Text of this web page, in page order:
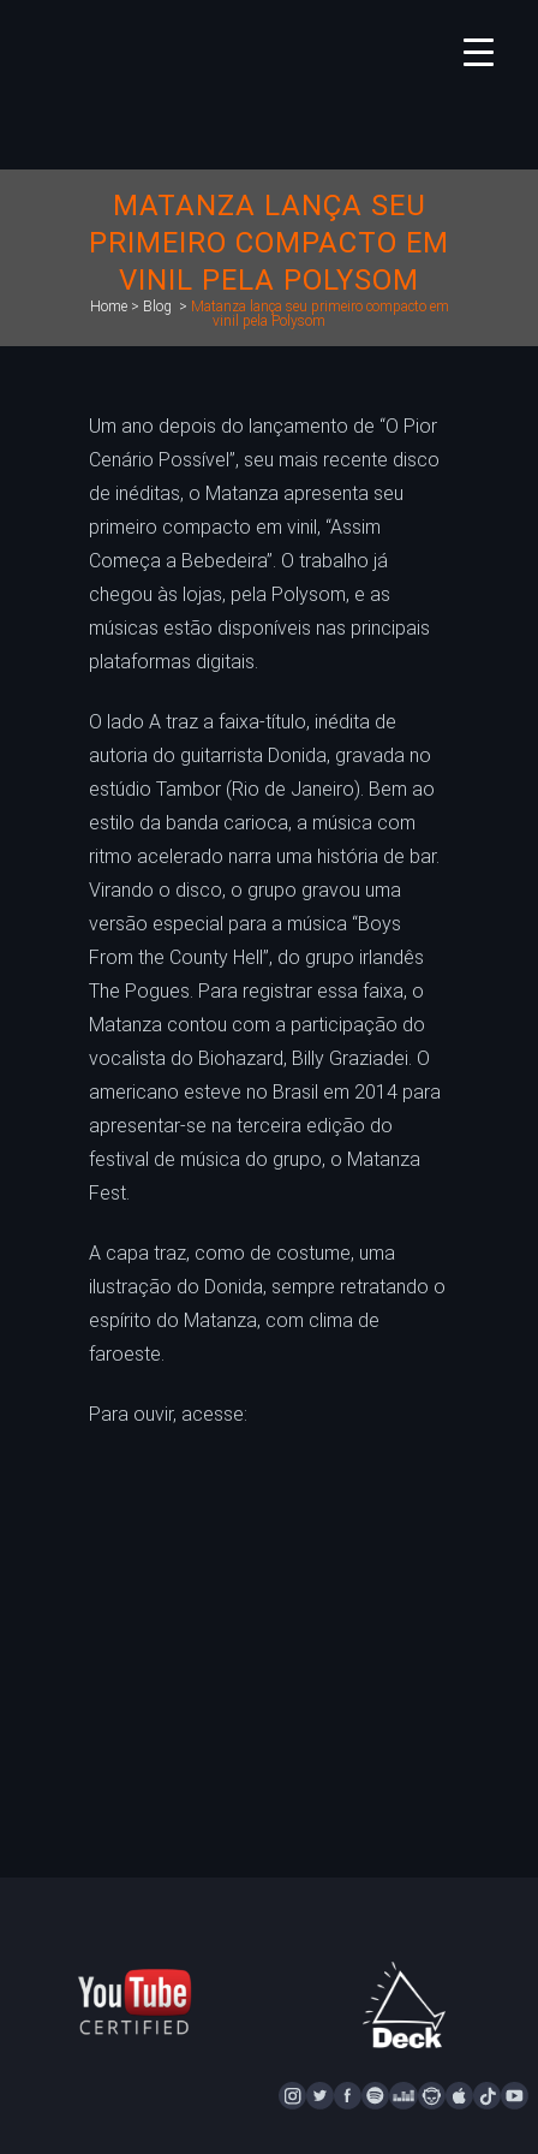
MATANZA LANÇA SEU
PRIMEIRO COMPACTO EM
VINIL PELA POLYSOM
Home> Blog > Matanza lança seu primeiro compacto em
vinil pela Polysom
Um ano depois do lançamento de “O Pior
Cenário Possível”, seu mais recente disco
de inéditas, o Matanza apresenta seu
primeiro compacto em vinil, “Assim
Começa a Bebedeira”. O trabalho já
chegou às lojas, pela Polysom, e as
músicas estão disponíveis nas principais
plataformas digitais.
O lado A traz a faixa-título, inédita de
autoria do guitarrista Donida, gravada no
estúdio Tambor (Rio de Janeiro). Bem ao
estilo da banda carioca, a música com
ritmo acelerado narra uma história de bar.
Virando o disco, o grupo gravou uma
versão especial para a música “Boys
From the County Hell”, do grupo irlandês
The Pogues. Para registrar essa faixa, o
Matanza contou com a participação do
vocalista do Biohazard, Billy Graziadei. O
americano esteve no Brasil em 2014 para
apresentar-se na terceira edição do
festival de música do grupo, o Matanza
Fest.
A capa traz, como de costume, uma
ilustração do Donida, sempre retratando o
espírito do Matanza, com clima de
faroeste.
Para ouvir, acesse:
I
N
T
W
F
A
S
P
D
E
N
A
A
P
T